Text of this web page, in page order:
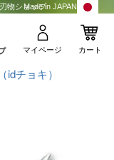
物ショップ
Made in JAPAN
マイページ カート
idチョキ）